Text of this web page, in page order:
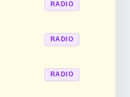
RADIO
RADIO
RADIO